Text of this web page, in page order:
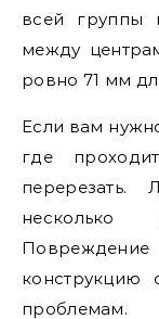
всей группы
между
ровно 71 мм
Если вам
где
перерезать.
конструкцию
проблемам.